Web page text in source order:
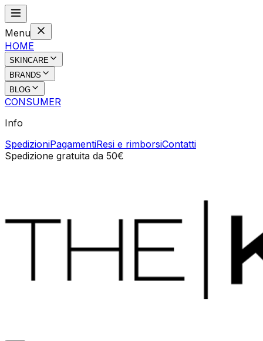
Menu
HOME
SKINCARE
BRANDS
BLOG
CONSUMER
Info
SpedizioniPagamentiResi e rimborsiContatti
Spedizione gratuita da 50€